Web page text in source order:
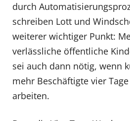
durch
schreiben Lott und
weiterer wichtiger Punkt:
verlässliche öffentliche
sei auch dann nötig, wenn
mehr Beschäftigte vier
arbeiten.